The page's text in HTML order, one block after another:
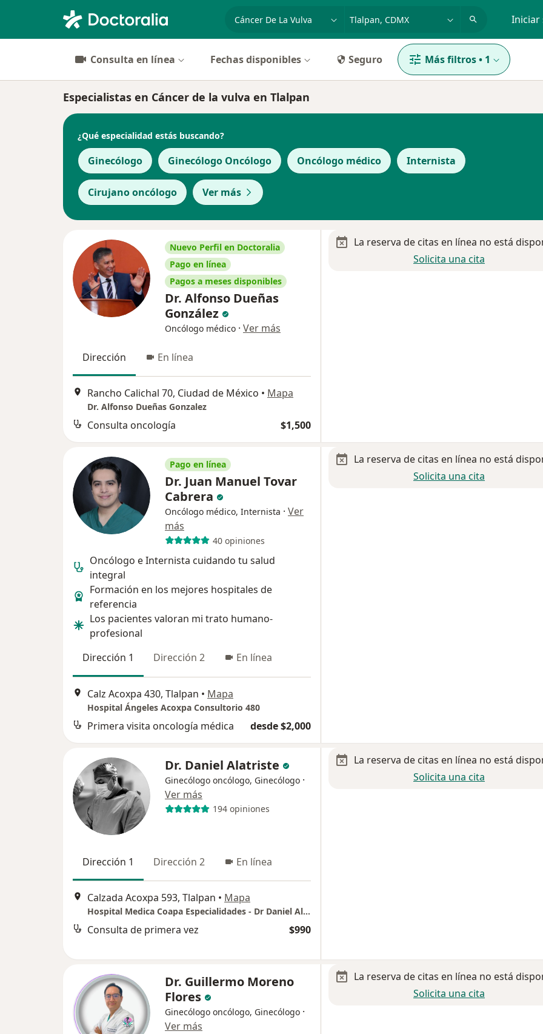
especialidad, enfermedad o nombre Iniciar
Consulta en línea Fechas disponibles Seguro Más filtros• 1
Especialistas en Cáncer de la vulva en Tlalpan
¿Qué especialidad estás buscando?
Ginecólogo Ginecólogo Oncólogo Oncólogo médico Internista
Cirujano oncólogo Ver más
Nuevo Perfil en Doctoralia
Pago en línea
Pagos a meses disponibles
Dr. Alfonso Dueñas
González
Oncólogo médico · Ver más
Dirección En línea
Rancho Calichal 70, Ciudad de México • Mapa
Dr. Alfonso Dueñas Gonzalez
Consulta oncología $1,500
La reserva de citas en línea no está
Solicita una cita
Pago en línea
Dr. Juan Manuel Tovar
Cabrera
Oncólogo médico, Internista · Ver
más
40 opiniones
Oncólogo e Internista cuidando tu salud
integral
Formación en los mejores hospitales de
referencia
Los pacientes valoran mi trato humano-
profesional
Dirección 1
Dirección 2 En línea
Calz Acoxpa 430, Tlalpan • Mapa
Hospital Ángeles Acoxpa Consultorio 480
Primera visita oncología médica desde $2,000
La reserva de citas en línea no está
Solicita una cita
Dr. Daniel Alatriste
Ginecólogo oncólogo, Ginecólogo ·
Ver más
194 opiniones
Dirección 1 Dirección 2 En línea
Calzada Acoxpa 593, Tlalpan • Mapa
Hospital Medica Coapa Especialidades - Dr Daniel Alatriste
Consulta de primera vez $990
La reserva de citas en línea no está
Solicita una cita
Dr. Guillermo Moreno
Flores
Ginecólogo oncólogo, Ginecólogo ·
Ver más
La reserva de citas en línea no está
Solicita una cita